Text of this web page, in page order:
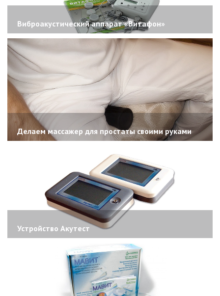
Виброакустический аппарат «Витафон»
Делаем массажер для простаты своими руками
Устройство Акутест